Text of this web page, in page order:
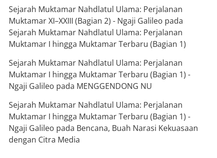
Sejarah Muktamar Nahdlatul Ulama: Perjalanan
Muktamar XI–XXIII (Bagian 2) - Ngaji Galileo pada
Sejarah Muktamar Nahdlatul Ulama: Perjalanan
Muktamar I hingga Muktamar Terbaru (Bagian 1)
Sejarah Muktamar Nahdlatul Ulama: Perjalanan
Muktamar I hingga Muktamar Terbaru (Bagian 1) -
Ngaji Galileo pada MENGGENDONG NU
Sejarah Muktamar Nahdlatul Ulama: Perjalanan
Muktamar I hingga Muktamar Terbaru (Bagian 1) -
Ngaji Galileo pada Bencana, Buah Narasi Kekuasaan
dengan Citra Media